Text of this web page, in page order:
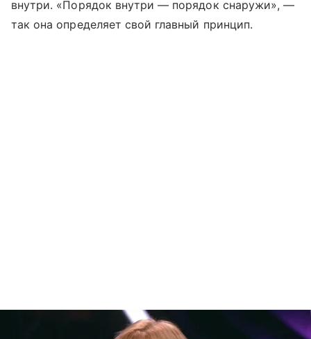
внутри. «Порядок внутри — порядок снаружи», —
так она определяет свой главный принцип.